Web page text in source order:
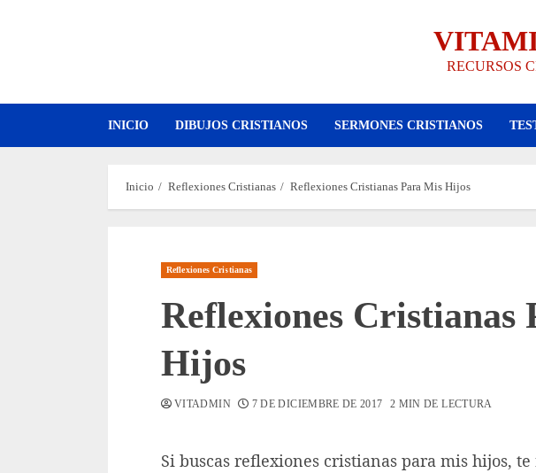
RECURSOS
INICIO DIBUJOS CRISTIANOS SERMONES CRISTIANOS
Inicio Reflexiones Cristianas Reflexiones Cristianas Para Mis Hijos
Reflexiones Cristianas
Reflexiones Cristianas
Hijos
VITADMIN 7 DE DICIEMBRE DE 2017 2 MIN DE LECTURA
Si buscas reflexiones cristianas para mis hijos, te